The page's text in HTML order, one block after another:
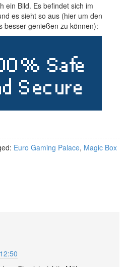
ein Bild. Es befindet sich im
es sieht so aus (hier um den
besser genießen zu können):
Euro Gaming Palace, Magic Box